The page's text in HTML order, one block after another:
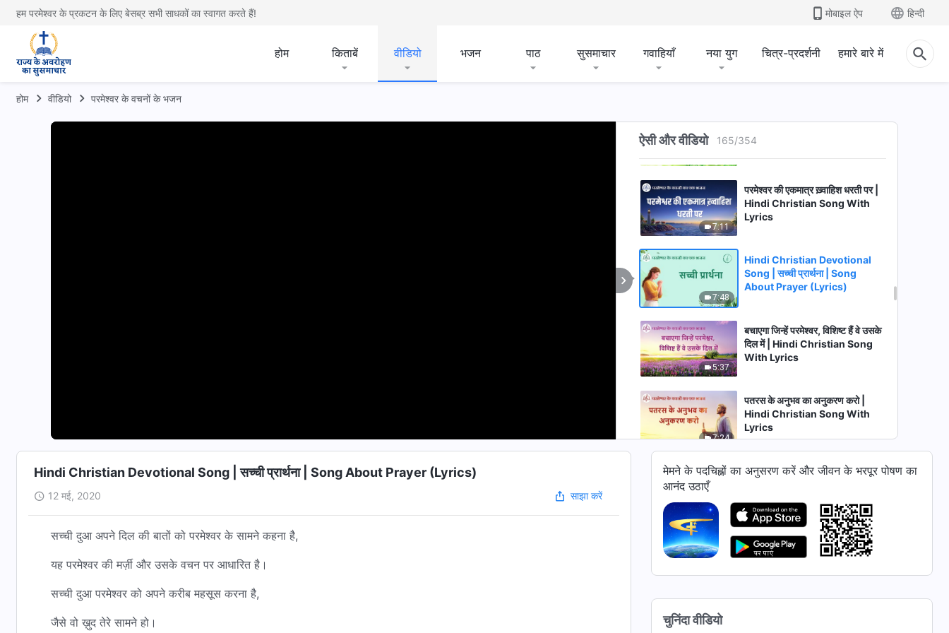
हम परमेश्वर के प्रकटन के लिए बेसब्र सभी साधकों का स्वागत करते हैं! मोबाइल ऐप हिन्दी
होम किताबें वीडियो भजन पाठ सुसमाचार गवाहियाँ नया युग चित्र-प्रदर्शनी हमारे बारे में
होम वीडियो परमेश्वर के वचनों के भजन
ऐसी और वीडियो 165/354
मसीही गीत | उम्मीद करता है परमेश्वर कि
इंसान उसके वचनों के प्रति निष्ठावान बन
6:59
पवित्र आत्मा के कार्य के सिद्धांत | Hindi
7:11
परमेश्वर की एकमात्र ख़्वाहिश धरती पर |
Hindi Christian Song With
Lyrics
7:48
Hindi Christian Devotional
Song | सच्ची प्रार्थना | Song
About Prayer (Lyrics)
5:37
बचाएगा जिन्हें परमेश्वर, विशिष्ट हैं वे उसके
दिल में | Hindi Christian Song
With Lyrics
7:24
पतरस के अनुभव का अनुकरण करो |
Hindi Christian Song With
Lyrics
3:24
परमेश्वर की आशा है कि सभी लोग पाएं
4:44
जब तक तुम परमेश्वर को नहीं छोड़ते |
Hindi Christian Song With
Hindi Christian Devotional Song | सच्ची प्रार्थना | Song About Prayer (Lyrics)
12 मई, 2020 साझा करें
सच्ची दुआ अपने दिल की बातों को परमेश्वर के सामने कहना है,
यह परमेश्वर की मर्ज़ी और उसके वचन पर आधारित है।
सच्ची दुआ परमेश्वर को अपने करीब महसूस करना है,
जैसे वो ख़ुद तेरे सामने हो।
मेमने के पदचिह्नों का अनुसरण करें और जीवन के भरपूर पोषण का
आनंद उठाएँ
चुनिंदा वीडियो